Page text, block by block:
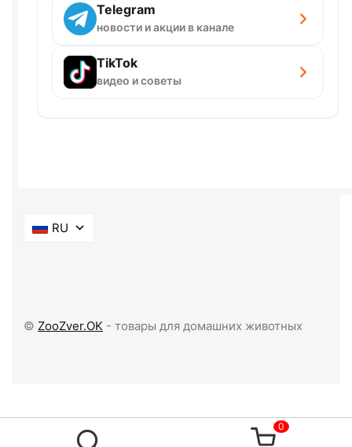
Telegram
новости и акции в канале
TikTok
видео и советы
RU
© ZooZver.OK - товары для домашних животных
0